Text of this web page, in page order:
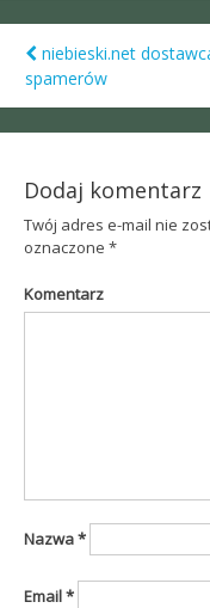
Post
niebieski.net
spamerów
Dodaj komentarz
Twój adres e-mail nie
oznaczone *
Komentarz
Nazwa*
Email*